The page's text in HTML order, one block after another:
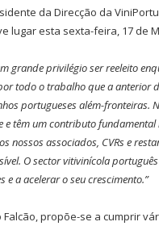
da Direcção da
lugar esta sexta-feira, 17 de
grande privilégio ser reeleito
todo o trabalho que a anterior
portugueses além-fronteiras.
têm um contributo fundamental
nossos associados, CVRs e
O sector vitivinícola
a acelerar o seu crescimento.”
propõe-se a cumprir